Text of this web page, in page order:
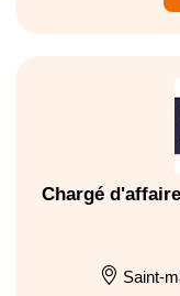
Chargé
Saint-